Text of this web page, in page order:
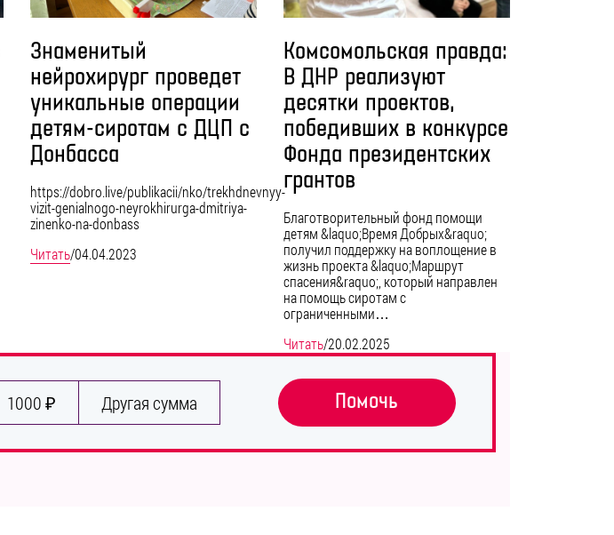
Знаменитый
нейрохирург проведет
уникальные операции
детям-сиротам с ДЦП с
Донбасса
https://dobro.live/publikacii/nko/trekhdnevnyy-
vizit-genialnogo-neyrokhirurga-dmitriya-
zinenko-na-donbass
Читать/04.04.2023
Комсомольская правда:
В ДНР реализуют
десятки проектов,
победивших в конкурсе
Фонда президентских
грантов
Благотворительный фонд помощи
детям &laquo;Время Добрых&raquo;
получил поддержку на воплощение в
жизнь проекта &laquo;Маршрут
спасения&raquo;, который направлен
на помощь сиротам с
ограниченными…
Читать/20.02.2025
1000 ₽ Другая сумма Помочь